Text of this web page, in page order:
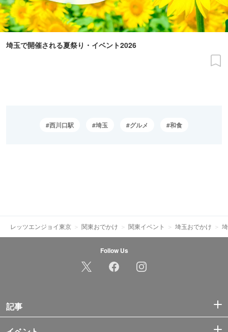
埼玉で開催される夏祭り・イベント2026
西川口駅 埼玉 グルメ 和食
レッツエンジョイ東京 関東おでかけ 関東イベント 埼玉おでかけ
Follow Us
記事